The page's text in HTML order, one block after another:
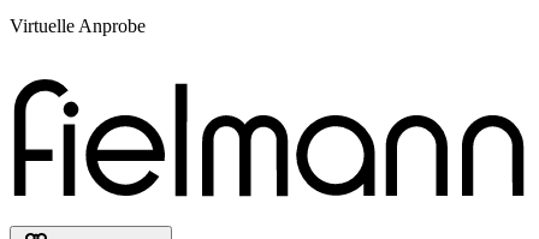
Virtuelle Anprobe